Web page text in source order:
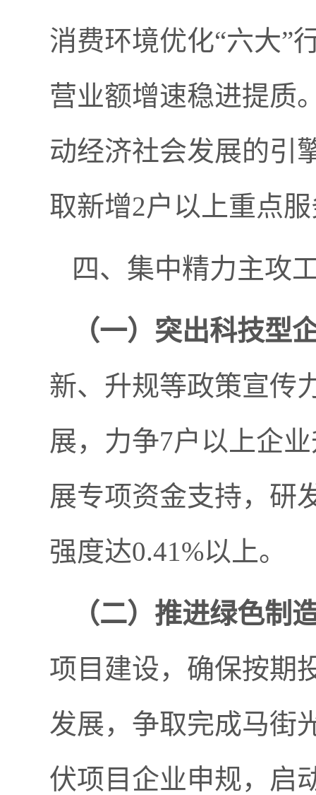
消费环境优化“六大”
营业额增速稳进提质
动经济社会发展的引
取新增2户以上重点
四、集中精力主攻
（一） 突出科技型
新、升规等政策宣传
展，力争7户以上企
展专项资金支持，研
强度达0.41%以上。
（二） 推进绿色制
项目建设，确保按期
发展，争取完成马街
伏项目企业申规，启